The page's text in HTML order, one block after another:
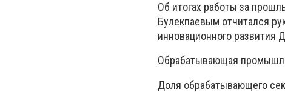
Об итогах работы за
Булекпаевым отчитался
инновационного развития
Обрабатывающая
Доля обрабатывающего